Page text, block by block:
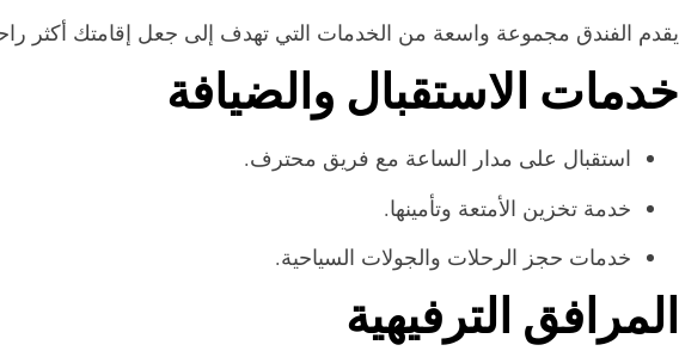
يقدم الفندق مجموعة واسعة من الخدمات التي تهدف إلى جعل إقامتك أكثر
خدمات الاستقبال والضيافة
استقبال على مدار الساعة مع فريق محترف.
خدمة تخزين الأمتعة وتأمينها.
خدمات حجز الرحلات والجولات السياحية.
المرافق الترفيهية